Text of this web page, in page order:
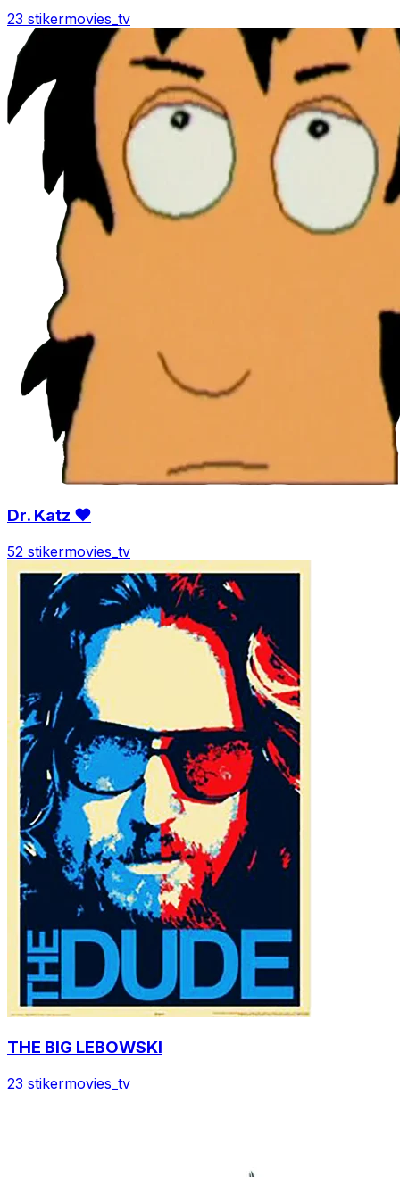
23 stikermovies_tv
Dr. Katz ❤
52 stikermovies_tv
THE BIG LEBOWSKI
23 stikermovies_tv